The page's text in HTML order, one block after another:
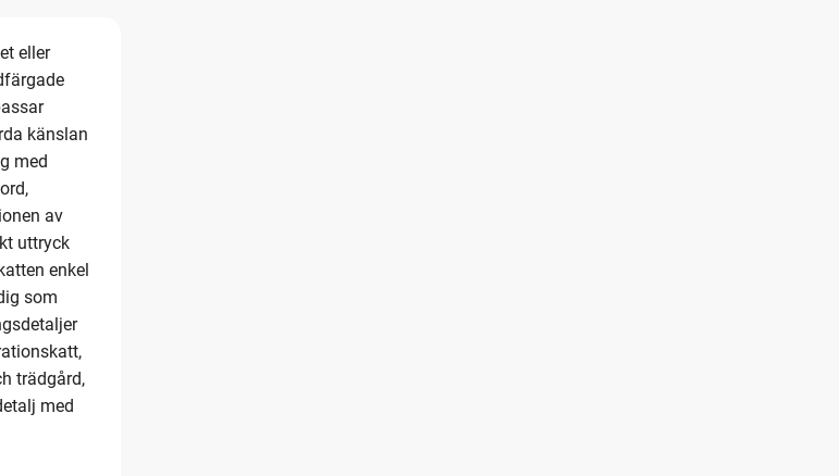
eller
känslan
med
av
uttryck
enkel
som
trädgård,
med